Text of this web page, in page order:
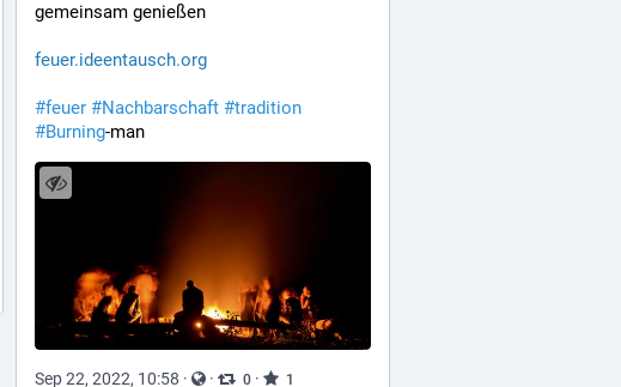
gemeinsam genießen
feuer.ideentausch.org
#feuer #Nachbarschaft #tradition
#Burning-man
Sep 22, 2022, 10:58 · · 0 · 1